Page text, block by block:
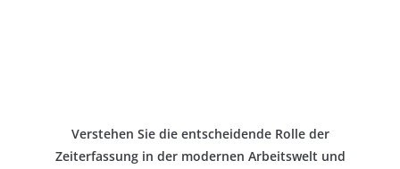
Verstehen Sie die entscheidende Rolle der
Zeiterfassung in der modernen Arbeitswelt und